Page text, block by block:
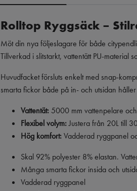
Rolltop Ryggsäck –
Möt din nya följeslagare för både
Tillverkad i slitstarkt, vattentätt PU-
Huvudfacket försluts enkelt med snap-
smarta fickor både på in- och utsidan
Vattentät: 5000 mm vattenpelare
Flexibel volym:Justera från 20L till
Hög komfort:Vadderad ryggpanel
Skal 92% polyester 8% elastan.
Många smarta fickor insida och
Vadderad ryggpanel